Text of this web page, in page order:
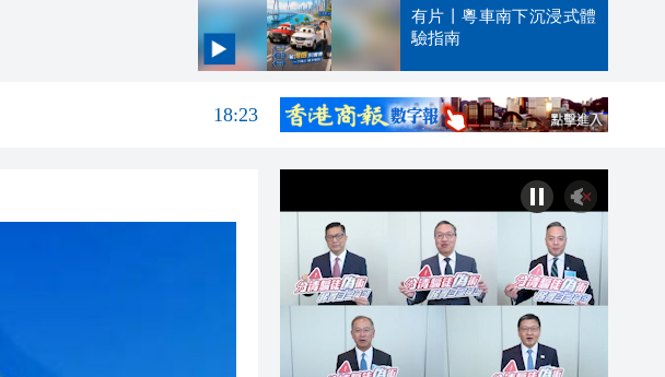
有片丨粵車南下沉浸式體
驗指南
18:23